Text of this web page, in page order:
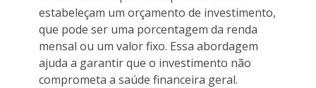
estabeleçam um orçamento de investimento,
que pode ser uma porcentagem da renda
mensal ou um valor fixo. Essa abordagem
ajuda a garantir que o investimento não
comprometa a saúde financeira geral.